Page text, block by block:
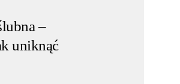
–
uniknąć